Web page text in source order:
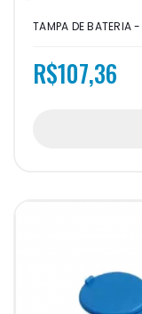
TAMPA DE BATERIA
R$107,36